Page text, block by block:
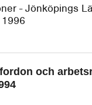
- Jönköpings
och